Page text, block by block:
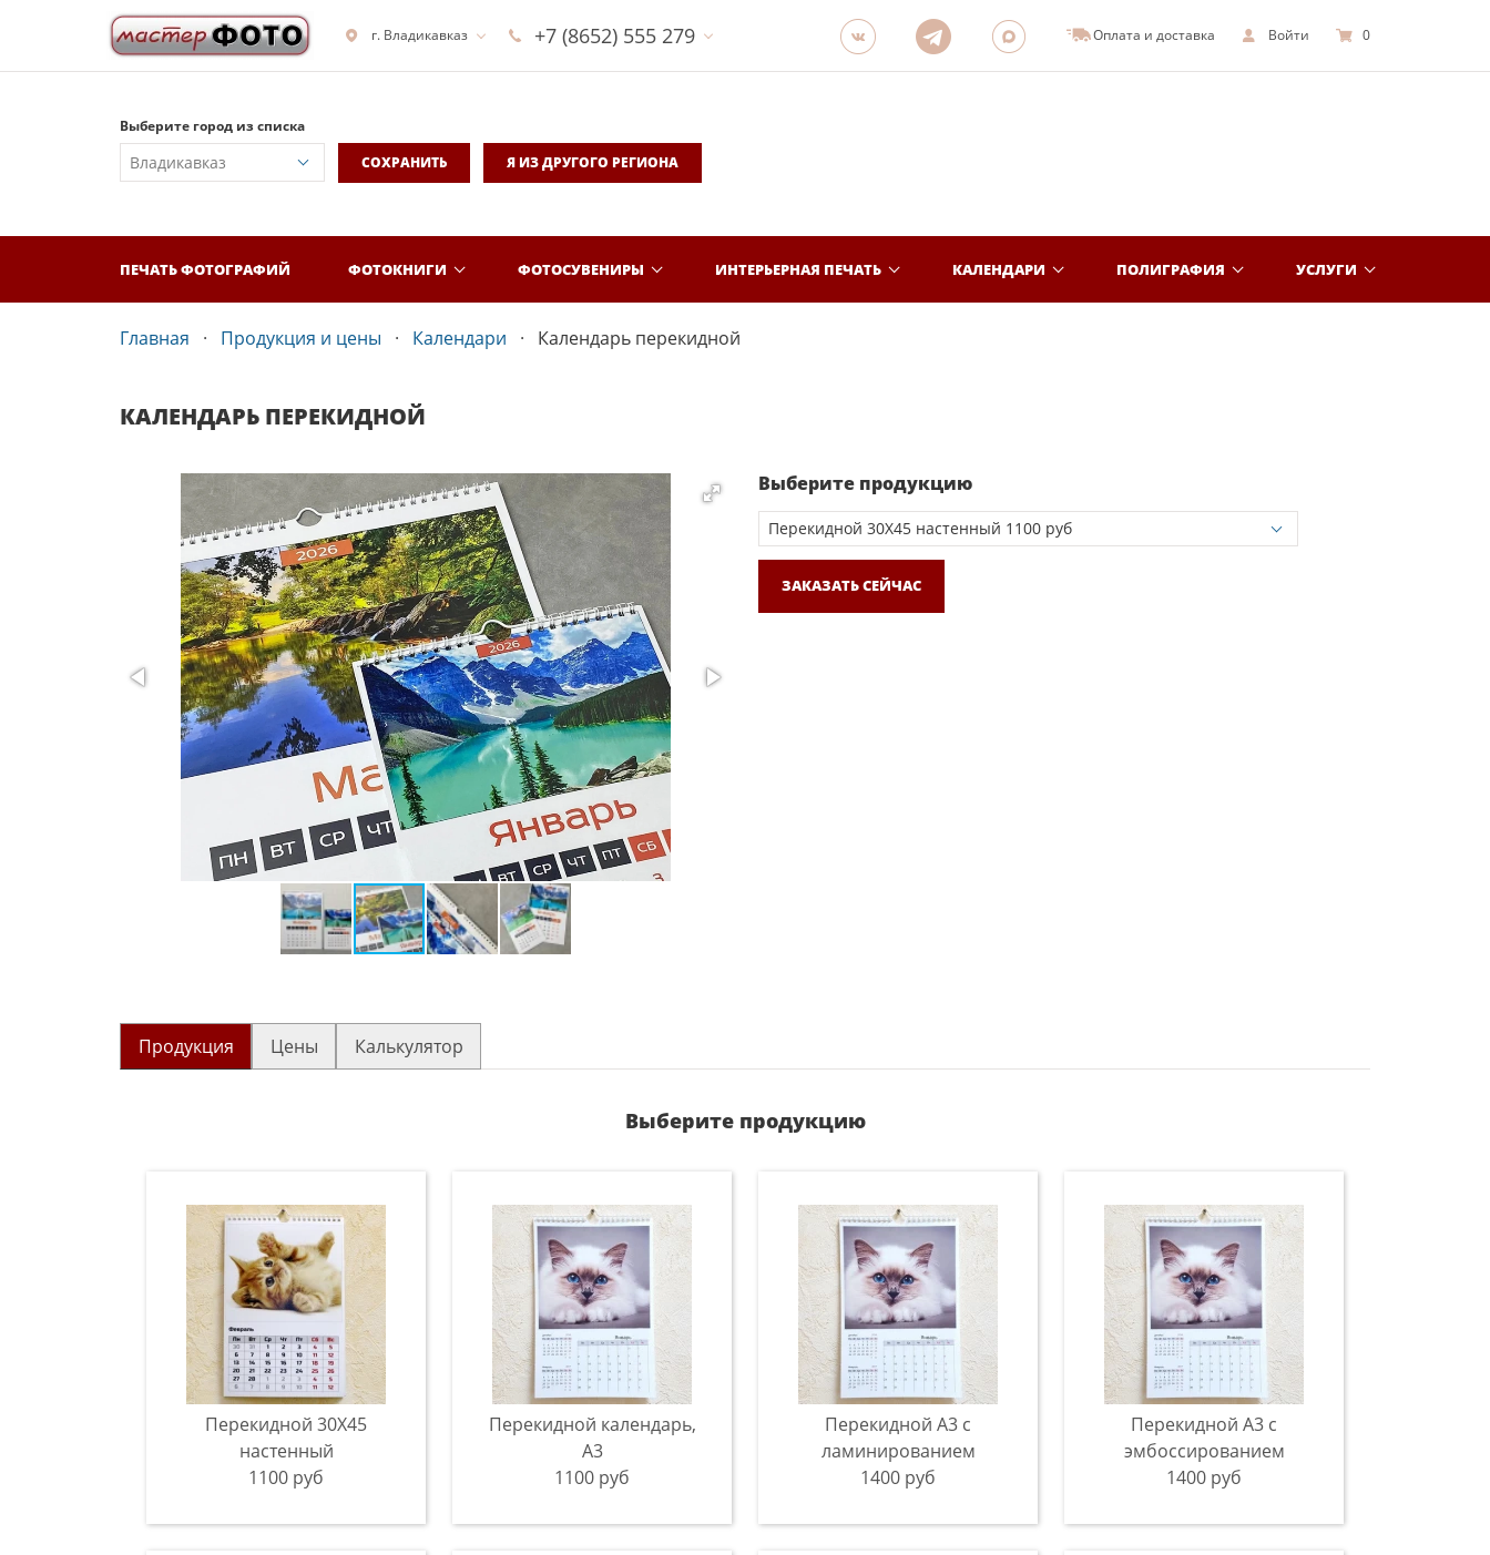
г. Владикавказ +7 (8652) 555 279 Оплата и доставка Войти 0
Выберите город из списка
СОХРАНИТЬ
Я ИЗ ДРУГОГО РЕГИОНА
ПЕЧАТЬ ФОТОГРАФИЙ ФОТОКНИГИ ФОТОСУВЕНИРЫ ИНТЕРЬЕРНАЯ ПЕЧАТЬ КАЛЕНДАРИ ПОЛИГРАФИЯ УСЛУГИ
Главная Продукция и цены Календари Календарь перекидной
КАЛЕНДАРЬ ПЕРЕКИДНОЙ
Выберите продукцию
ЗАКАЗАТЬ СЕЙЧАС
Продукция Цены Калькулятор
Выберите продукцию
Перекидной 30X45
настенный
1100 руб
Перекидной календарь,
A3
1100 руб
Перекидной А3 с
ламинированием
1400 руб
Перекидной А3 с
эмбоссированием
1400 руб